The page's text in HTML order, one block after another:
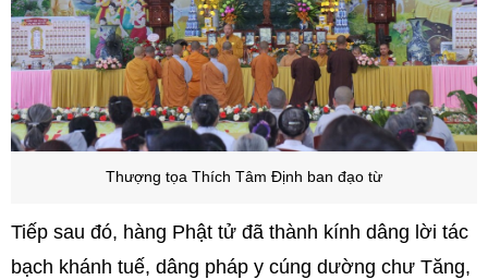
Thượng tọa Thích Tâm Định ban đạo từ
Tiếp sau đó, hàng Phật tử đã thành kính dâng lời tác
bạch khánh tuế, dâng pháp y cúng dường chư Tăng,